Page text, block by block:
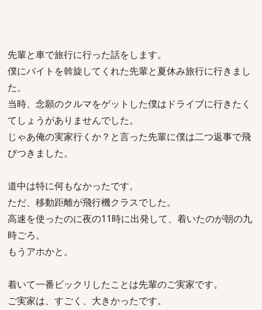
先輩と車で旅行に行った話をします。
僕にバイトを斡旋してくれた先輩と夏休み旅行に行きまし
た。
当時、念願のクルマをゲットした僕はドライブに行きたく
てしょうがありませんでした。
じゃあ俺の実家行くか？と言った先輩に僕は二つ返事で飛
びつきました。
道中は特に何もなかったです。
ただ、移動距離が飛行機クラスでした。
高速を使ったのに夜の11時に出発して、着いたのが朝の九
時ごろ。
もうアホかと。
着いて一番ビックリしたことは先輩のご実家です。
ご実家は、すごく、大きかったです。